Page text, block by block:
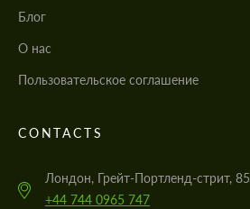
Блог
О нас
Пользовательское соглашение
CONTACTS
Лондон, Грейт-Портленд-стрит, 85
+44 744 0965 747